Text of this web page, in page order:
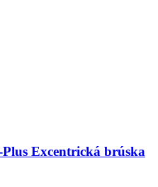
Excentrická brúska